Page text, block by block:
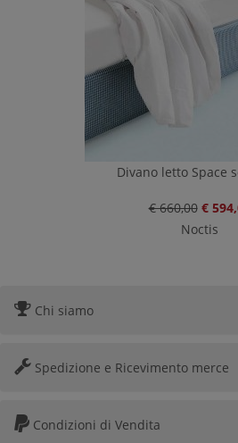
Divano letto Space
€ 660,00 €
Noctis
Chi siamo
Spedizione e Ricevimento merce
Condizioni di Vendita